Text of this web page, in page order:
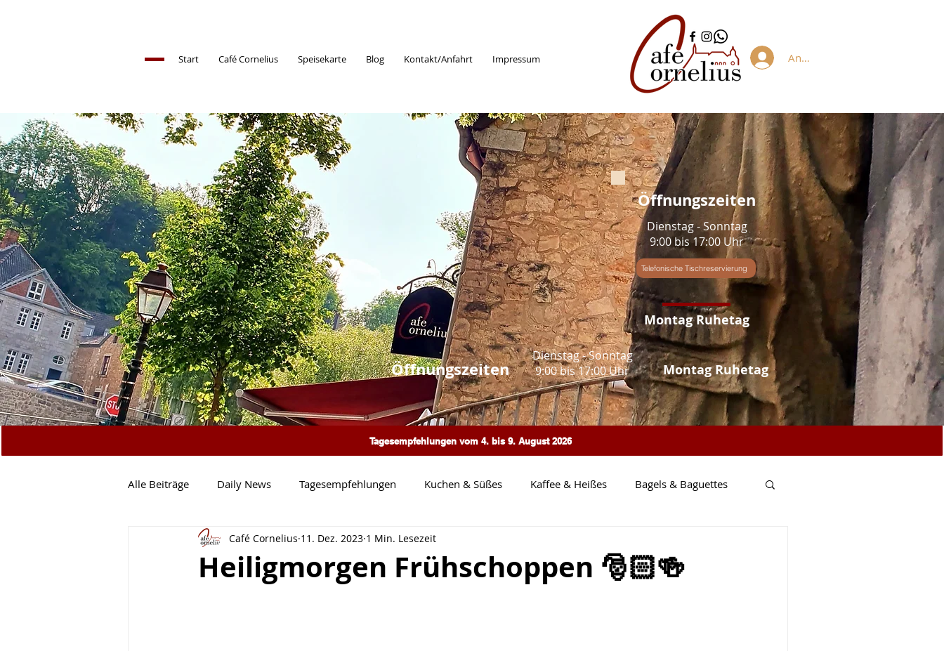
Start Café Cornelius Speisekarte Blog Kontakt/Anfahrt Impressum Anmelden/Registrieren
Öffnungszeiten
Dienstag - Sonntag
9:00 bis 17:00 Uhr
Telefonische Tischreservierung
Montag Ruhetag
Dienstag - Sonntag
9:00 bis 17:00 Uhr
Öffnungszeiten Montag Ruhetag
Tagesempfehlungen vom 4. bis 9. August 2026
Alle Beiträge Daily News Tagesempfehlungen Kuchen & Süßes Kaffee & Heißes Bagels & Baguettes
Vegetarisch Salate & Co. Pasta Heimatbilder
Heiligmorgen Frühschoppen 🎅🏻🍻
Café Cornelius 11. Dez. 2023 1 Min. Lesezeit